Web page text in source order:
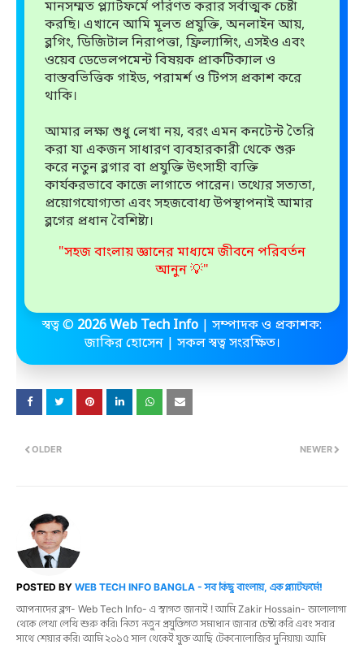
মানসম্মত প্ল্যাটফর্মে পরিণত করার সর্বাত্মক চেষ্টা
করছি। এখানে আমি মূলত প্রযুক্তি, অনলাইন আয়,
ব্লগিং, ডিজিটাল নিরাপত্তা, ফ্রিল্যান্সিং, এসইও এবং
ওয়েব ডেভেলপমেন্ট বিষয়ক প্রাকটিক্যাল ও
বাস্তবভিত্তিক গাইড, পরামর্শ ও টিপস প্রকাশ করে
থাকি।
আমার লক্ষ্য শুধু লেখা নয়, বরং এমন কনটেন্ট তৈরি
করা যা একজন সাধারণ ব্যবহারকারী থেকে শুরু
করে নতুন ব্লগার বা প্রযুক্তি উৎসাহী ব্যক্তি
কার্যকরভাবে কাজে লাগাতে পারেন। তথ্যের সত্যতা,
প্রয়োগযোগ্যতা এবং সহজবোধ্য উপস্থাপনাই আমার
ব্লগের প্রধান বৈশিষ্ট্য।
"সহজ বাংলায় জ্ঞানের মাধ্যমে জীবনে পরিবর্তন
আনুন 💡"
স্বত্ব ©️ 2026 Web Tech Info | সম্পাদক ও প্রকাশক:
জাকির হোসেন | সকল স্বত্ব সংরক্ষিত।
NEWER
OLDER
POSTED BY WEB TECH INFO BANGLA - সব কিছু বাংলায়, এক প্ল্যাটফর্মে!
আপনাদের ব্লগ- Web Tech Info- এ স্বাগত জানাই ! আমি Zakir Hossain- ভালোলাগা
থেকে লেখা লেখি শুরু করি। নিত্য নতুন প্রযুক্তিগত সমাধান জানার চেষ্টা করি এবং সবার
সাথে শেয়ার করি। আমি ২০১৫ সাল থেকেই যুক্ত আছি টেকনোলোজির দুনিয়ায়। আমি